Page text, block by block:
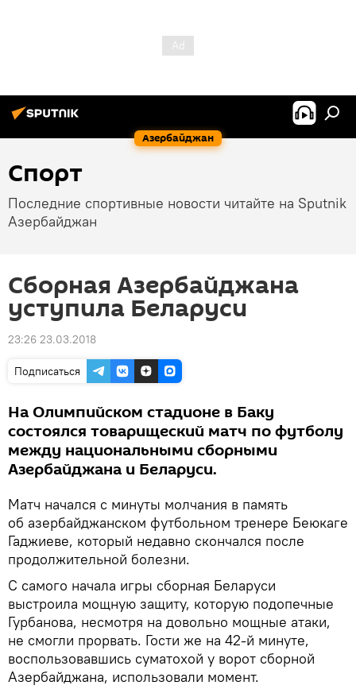
Азербайджан
Спорт
Последние спортивные новости читайте на Sputnik
Азербайджан
Сборная Азербайджана
уступила Беларуси
23:26 23.03.2018
Подписаться
На Олимпийском стадионе в Баку
состоялся товарищеский матч по футболу
между национальными сборными
Азербайджана и Беларуси.
Матч начался с минуты молчания в память
об азербайджанском футбольном тренере Беюкаге
Гаджиеве, который недавно скончался после
продолжительной болезни.
С самого начала игры сборная Беларуси
выстроила мощную защиту, которую подопечные
Гурбанова, несмотря на довольно мощные атаки,
не смогли прорвать. Гости же на 42-й минуте,
воспользовавшись суматохой у ворот сборной
Азербайджана, использовали момент.